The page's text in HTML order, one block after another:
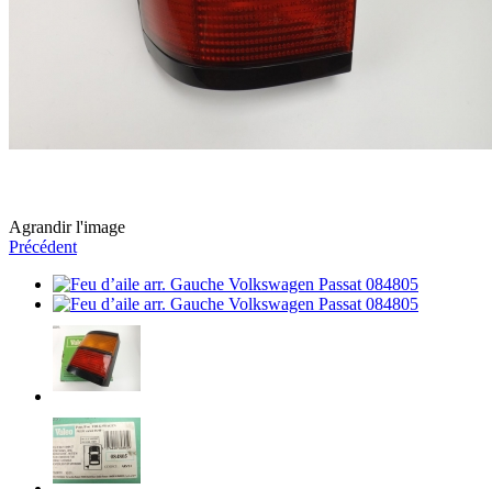
Agrandir l'image
Précédent